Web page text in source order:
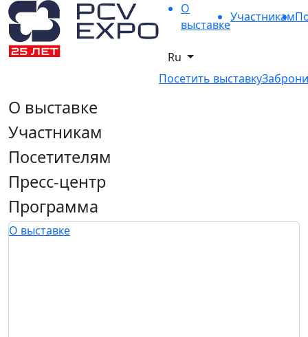
О
выставке
Участникам
Ru
Посетить выставку
О выставке
Участникам
Посетителям
Пресс-центр
Программа
О выставке